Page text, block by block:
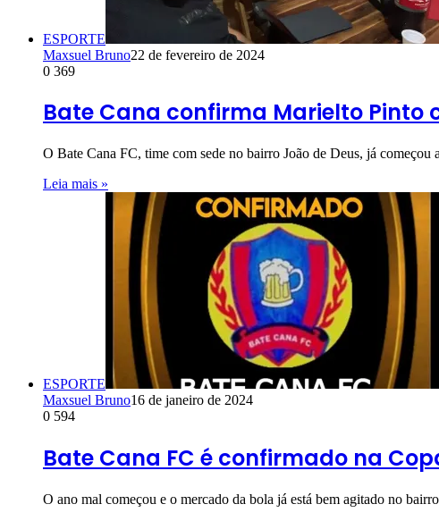
ESPORTE
Maxsuel Bruno22 de fevereiro de 2024
0 369
Bate Cana confirma Marielto
O Bate Cana FC, time com sede no bairro João de Deus, já
Leia mais »
ESPORTE
Maxsuel Bruno16 de janeiro de 2024
0 594
Bate Cana FC é confirmado na
O ano mal começou e o mercado da bola já está bem agitado no